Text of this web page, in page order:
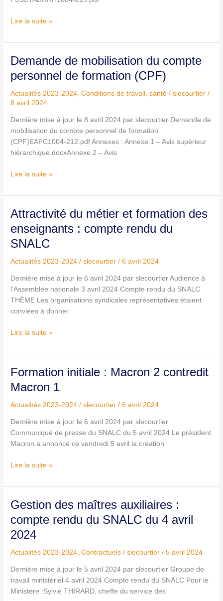
Lire la suite »
Demande de mobilisation du compte
personnel de formation (CPF)
Actualités 2023-2024,Conditions de travail, santé /slecourtier/
8 avril 2024
Dernière mise à jour le 8 avril 2024 par slecourtier Demande de
mobilisation du compte personnel de formation
(CPF)EAFC1004-212.pdf Annexes : Annexe 1 – Avis supérieur
hiérarchique.docxAnnexe 2 – Avis
Demande
mobilisation
du
compte
de
formation
(CPF)
Lire la suite »
Attractivité du métier et formation des
enseignants : compte rendu du
SNALC
Actualités 2023-2024 /slecourtier/6 avril 2024
Dernière mise à jour le 6 avril 2024 par slecourtier Audience à
l’Assemblée nationale 3 avril 2024 Compte rendu du SNALC
THÈME Les organisations syndicales représentatives étaient
conviées à donner
Attractivité
métier
et
des
enseignants
:
compte
rendu
SNALC
Lire la suite »
Formation initiale : Macron 2 contredit
Macron 1
Actualités 2023-2024 /slecourtier/6 avril 2024
Dernière mise à jour le 6 avril 2024 par slecourtier
Communiqué de presse du SNALC du 5 avril 2024 Le président
Macron a annoncé ce vendredi 5 avril la création
Formation
Macron
2
Macron
1
Lire la suite »
Gestion des maîtres auxiliaires :
compte rendu du SNALC du 4 avril
2024
Actualités 2023-2024,Contractuels /slecourtier/5 avril 2024
Dernière mise à jour le 5 avril 2024 par slecourtier Groupe de
travail ministériel 4 avril 2024 Compte rendu du SNALC Pour le
Ministère :Sylvie THIRARD, cheffe du service des
Gestion
maîtres
auxiliaires
compte
rendu
du
SNALC